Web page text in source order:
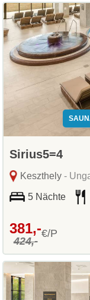
Sirius5=4
Keszthely-
5 Nächte
381,-
424,-
€/P